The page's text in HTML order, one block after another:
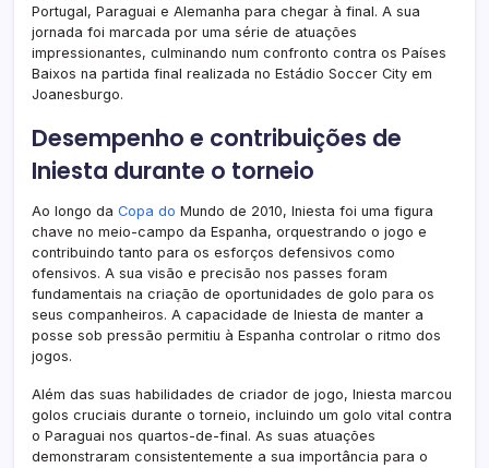
Portugal, Paraguai e Alemanha para chegar à final. A sua
jornada foi marcada por uma série de atuações
impressionantes, culminando num confronto contra os Países
Baixos na partida final realizada no Estádio Soccer City em
Joanesburgo.
Desempenho e contribuições de
Iniesta durante o torneio
Ao longo da Copa do Mundo de 2010, Iniesta foi uma figura
chave no meio-campo da Espanha, orquestrando o jogo e
contribuindo tanto para os esforços defensivos como
ofensivos. A sua visão e precisão nos passes foram
fundamentais na criação de oportunidades de golo para os
seus companheiros. A capacidade de Iniesta de manter a
posse sob pressão permitiu à Espanha controlar o ritmo dos
jogos.
Além das suas habilidades de criador de jogo, Iniesta marcou
golos cruciais durante o torneio, incluindo um golo vital contra
o Paraguai nos quartos-de-final. As suas atuações
demonstraram consistentemente a sua importância para o